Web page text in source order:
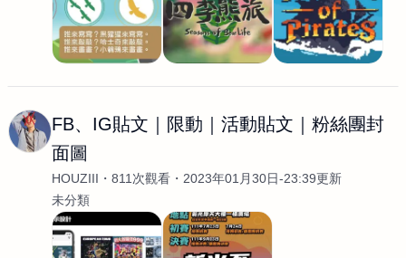
FB、IG貼文｜限動｜活動貼文｜粉絲團封
面圖
HOUZIII 811次觀看
2023年01月30日-23:39更新
未分類